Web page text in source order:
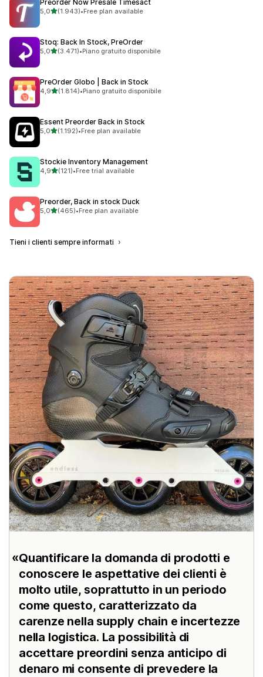
Preorder Now Presale Timesact
5,0stelle su 5
(1.943)
1943 recensioni totali
•Free plan available
Stoq: Back In Stock, PreOrder
5,0stelle su 5
(3.471)
3471 recensioni totali
•Piano gratuito disponibile
PreOrder Globo | Back in Stock
4,9stelle su 5
(1.814)
1814 recensioni totali
•Piano gratuito disponibile
Essent Preorder Back in Stock
5,0stelle su 5
(1.192)
1192 recensioni totali
•Free plan available
Stockie Inventory Management
4,9stelle su 5
(121)
121 recensioni totali
•Free trial available
Preorder, Back in stock Duck
5,0stelle su 5
(465)
465 recensioni totali
•Free plan available
Tieni i clienti sempre informati
Quantificare la domanda di prodotti e
conoscere le aspettative dei clienti è
molto utile, soprattutto in un periodo
come questo, caratterizzato da
carenze nella supply chain e incertezze
nella logistica. La possibilità di
accettare preordini senza anticipo di
denaro mi consente di prevedere la